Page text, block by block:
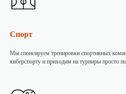
Спорт
Мы спонсируем тренировки спортивных
киберспорту и приходим на турниры просто